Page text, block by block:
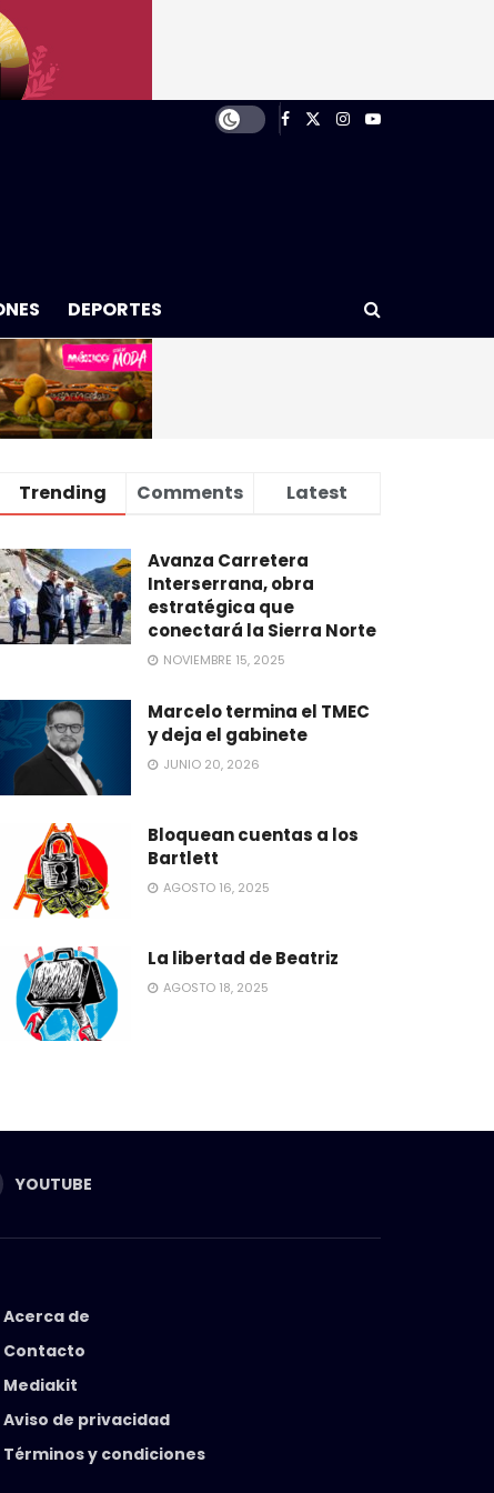
DEPORTES
Trending Comments Latest
Avanza Carretera
Interserrana, obra
estratégica que
conectará la Sierra Norte
NOVIEMBRE 15, 2025
Marcelo termina el TMEC
y deja el gabinete
JUNIO 20, 2026
Bloquean cuentas a los
Bartlett
AGOSTO 16, 2025
La libertad de Beatriz
AGOSTO 18, 2025
YOUTUBE
Acerca de
Contacto
Mediakit
Aviso de privacidad
Términos y condiciones